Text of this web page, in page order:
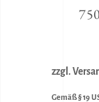
zzgl.
Gemäß § 19